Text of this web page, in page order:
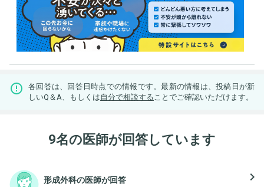
各回答は、回答日時点での情報です。最新の情報は、投稿日が新
しいQ＆A、もしくは自分で相談する ことでご確認いただけます。
9名の医師が回答しています
形成外科の医師が回答 navigate_next